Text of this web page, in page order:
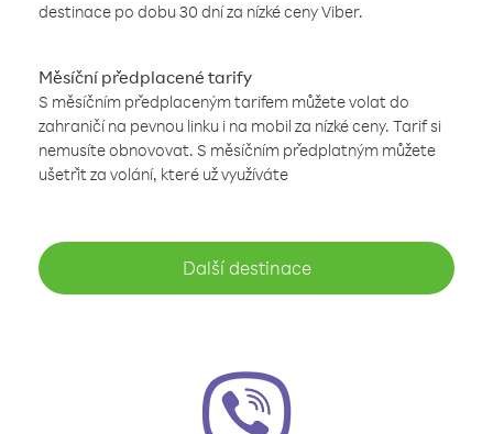
destinace po dobu 30 dní za nízké ceny Viber.
Měsíční předplacené tarify
S měsíčním předplaceným tarifem můžete volat do
zahraničí na pevnou linku i na mobil za nízké ceny. Tarif si
nemusíte obnovovat. S měsíčním předplatným můžete
ušetřit za volání, které už využíváte
Další destinace